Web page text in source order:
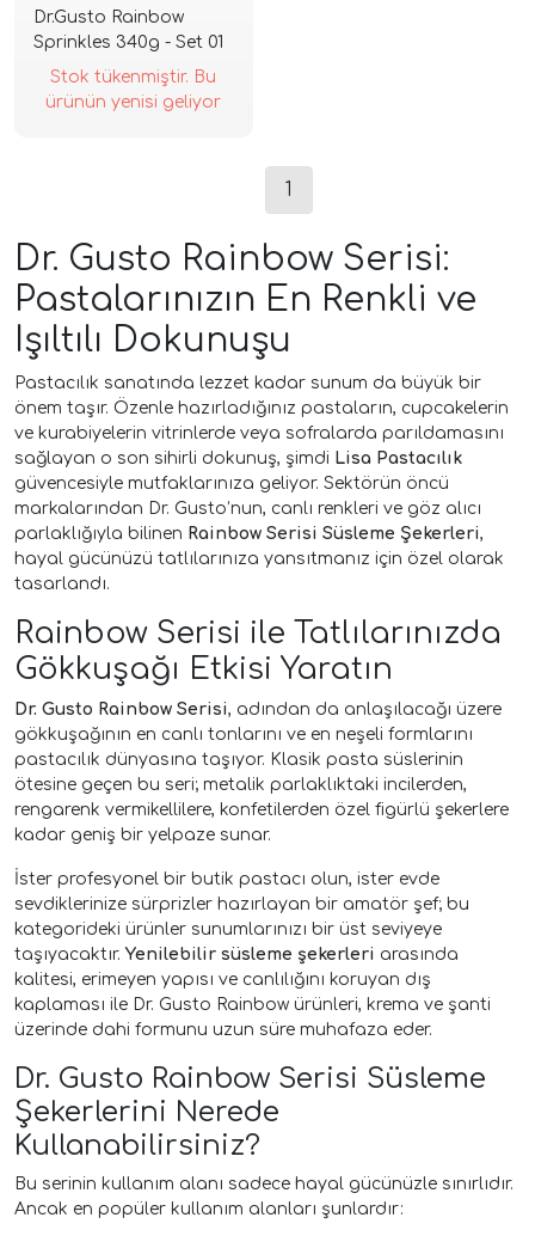
Dr.Gusto Rainbow
Sprinkles 340g - Set 01
Stok tükenmiştir. Bu
ürünün yenisi geliyor
1
Dr. Gusto Rainbow Serisi:
Pastalarınızın En Renkli ve
Işıltılı Dokunuşu
Pastacılık sanatında lezzet kadar sunum da büyük bir
önem taşır. Özenle hazırladığınız pastaların, cupcakelerin
ve kurabiyelerin vitrinlerde veya sofralarda parıldamasını
sağlayan o son sihirli dokunuş, şimdi Lisa Pastacılık
güvencesiyle mutfaklarınıza geliyor. Sektörün öncü
markalarından Dr. Gusto’nun, canlı renkleri ve göz alıcı
parlaklığıyla bilinen Rainbow Serisi Süsleme Şekerleri,
hayal gücünüzü tatlılarınıza yansıtmanız için özel olarak
tasarlandı.
Rainbow Serisi ile Tatlılarınızda
Gökkuşağı Etkisi Yaratın
Dr. Gusto Rainbow Serisi, adından da anlaşılacağı üzere
gökkuşağının en canlı tonlarını ve en neşeli formlarını
pastacılık dünyasına taşıyor. Klasik pasta süslerinin
ötesine geçen bu seri; metalik parlaklıktaki incilerden,
rengarenk vermikellilere, konfetilerden özel figürlü şekerlere
kadar geniş bir yelpaze sunar.
İster profesyonel bir butik pastacı olun, ister evde
sevdiklerinize sürprizler hazırlayan bir amatör şef; bu
kategorideki ürünler sunumlarınızı bir üst seviyeye
taşıyacaktır. Yenilebilir süsleme şekerleri arasında
kalitesi, erimeyen yapısı ve canlılığını koruyan dış
kaplaması ile Dr. Gusto Rainbow ürünleri, krema ve şanti
üzerinde dahi formunu uzun süre muhafaza eder.
Dr. Gusto Rainbow Serisi Süsleme
Şekerlerini Nerede
Kullanabilirsiniz?
Bu serinin kullanım alanı sadece hayal gücünüzle sınırlıdır.
Ancak en popüler kullanım alanları şunlardır: